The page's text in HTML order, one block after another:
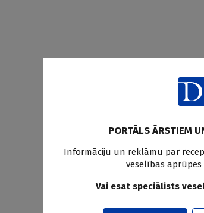
PORTĀLS ĀRSTIEM
Informāciju un reklāmu par
veselības aprūpes
Vai esat speciālists